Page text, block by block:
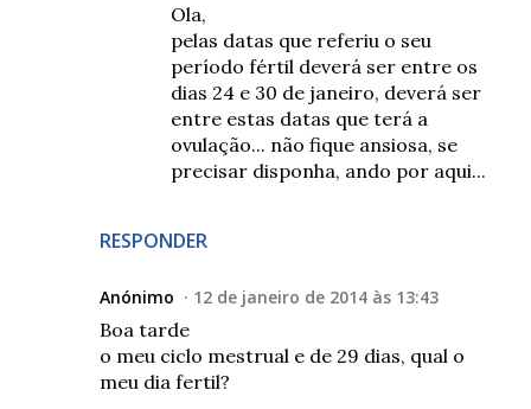
RESPONDER
Ola,
pelas datas que referiu o seu
período fértil deverá ser entre os
dias 24 e 30 de janeiro, deverá ser
entre estas datas que terá a
ovulação... não fique ansiosa, se
precisar disponha, ando por aqui...
Anónimo 12 de janeiro de 2014 às 13:43
Boa tarde
o meu ciclo mestrual e de 29 dias, qual o
meu dia fertil?